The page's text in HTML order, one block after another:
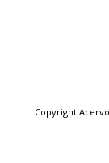
Copyright